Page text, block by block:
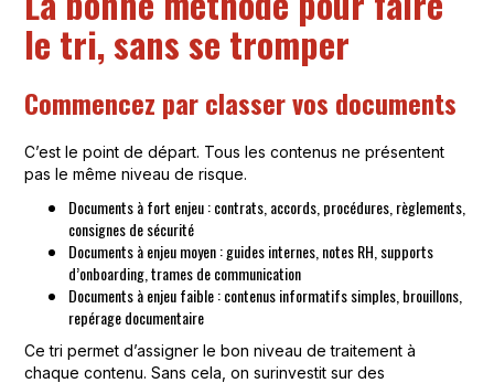
le tri, sans se tromper
Commencez par classer vos documents
C’est le point de départ. Tous les contenus ne présentent
pas le même niveau de risque.
Documents à fort enjeu : contrats, accords, procédures, règlements,
consignes de sécurité
Documents à enjeu moyen : guides internes, notes RH, supports
d’onboarding, trames de communication
Documents à enjeu faible : contenus informatifs simples, brouillons,
repérage documentaire
Ce tri permet d’assigner le bon niveau de traitement à
chaque contenu. Sans cela, on surinvestit sur des